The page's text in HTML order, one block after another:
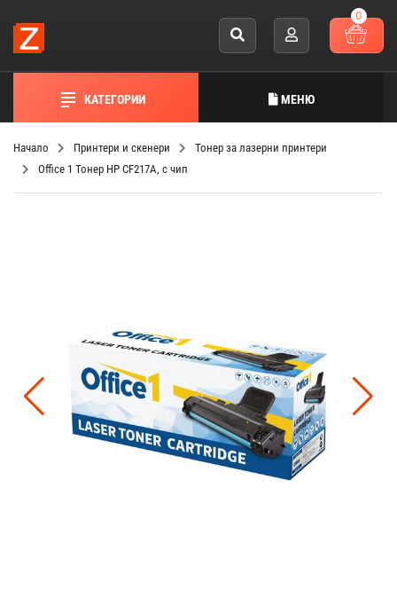
0
КАТЕГОРИИ МЕНЮ
Начало Принтери и скенери
Тонер за лазерни принтери
Office 1 Тонер HP CF217A, с чип